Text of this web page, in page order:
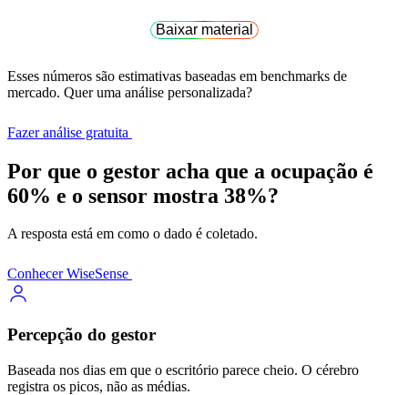
Esses números são estimativas baseadas em benchmarks de
mercado. Quer uma análise personalizada?
Fazer análise gratuita
Por que o gestor acha que a ocupação é
60% e o sensor mostra 38%?
A resposta está em como o dado é coletado.
Conhecer WiseSense
Percepção do gestor
Baseada nos dias em que o escritório parece cheio. O cérebro
registra os picos, não as médias.